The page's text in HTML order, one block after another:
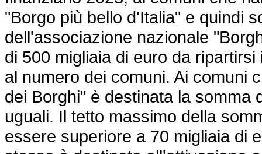
"Borgo più bello d'Italia" e quindi
dell'associazione nazionale
di 500 migliaia di euro da
al numero dei comuni. Ai comuni
dei Borghi" è destinata la somma
uguali. Il tetto massimo della
essere superiore a 70 migliaia di